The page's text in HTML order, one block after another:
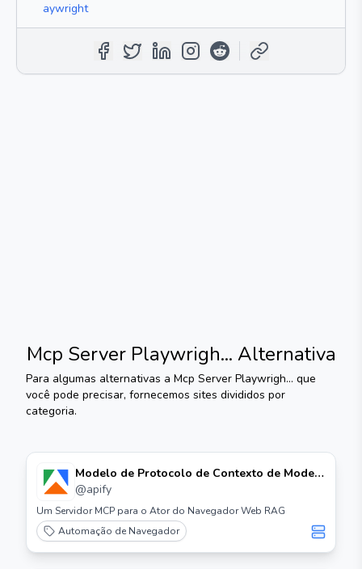
aywright
Mcp Server Playwrigh... Alternativa
Para algumas alternativas a Mcp Server Playwrigh... que
você pode precisar, fornecemos sites divididos por
categoria.
Modelo de Protocolo de Contexto de Modelo
(mcp) Servidor Para O Ator do Navegador
Web Rag 🌐
@apify
Um Servidor MCP para o Ator do Navegador Web RAG
Automação de Navegador